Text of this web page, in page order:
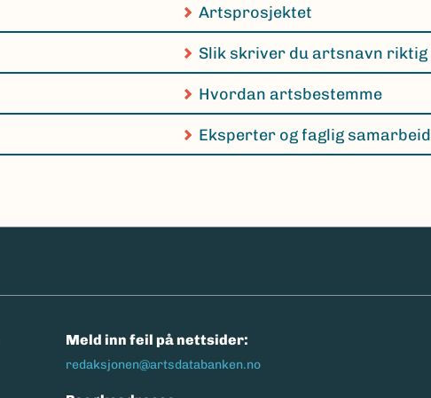
Artsprosjektet
Slik skriver du artsnavn riktig
Hvordan artsbestemme
Eksperter og faglig samarbeid
Meld inn feil på nettsider:
redaksjonen@artsdatabanken.no